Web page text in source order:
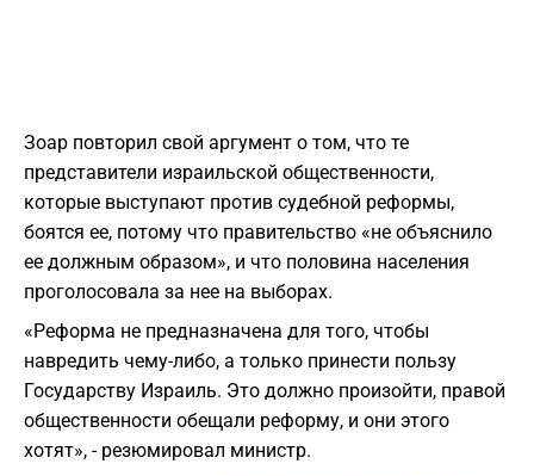
Зоар повторил свой аргумент о том, что те
представители израильской общественности,
которые выступают против судебной реформы,
боятся ее, потому что правительство «не объяснило
ее должным образом», и что половина населения
проголосовала за нее на выборах.
«Реформа не предназначена для того, чтобы
навредить чему-либо, а только принести пользу
Государству Израиль. Это должно произойти, правой
общественности обещали реформу, и они этого
хотят», - резюмировал министр.